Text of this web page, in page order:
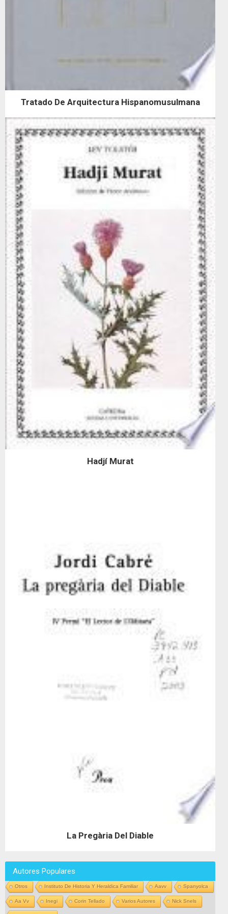
Tratado De Arquitectura Hispanomusulmana
Hadjí Murat
La Pregària Del Diable
Autores Populares
Otros Instituto De Historia Y Heraldica Familiar Aavv Spanyolca
Aa Vv Inegi Corin Tellado Varios Autores Nick Snels